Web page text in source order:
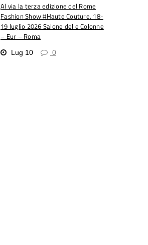
Al via la terza edizione del Rome
Fashion Show #Haute Couture. 18-
19 luglio 2026 Salone delle Colonne
– Eur – Roma
Lug 10 0